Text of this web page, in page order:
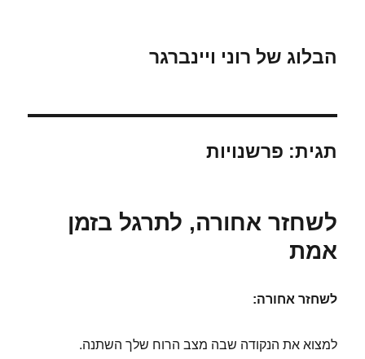
הבלוג של רוני ויינברגר
תגית: פרשנויות
לשחזר אחורה, לתרגל בזמן
אמת
לשחזר אחורה:
למצוא את הנקודה שבה מצב הרוח שלך השתנה.